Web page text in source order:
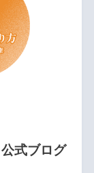
式ブログ